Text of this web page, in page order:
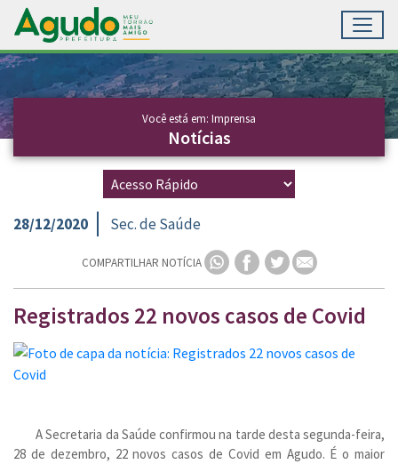
Ir para conteúdo principal
Conteúdo Principal
Você está em: Imprensa
Notícias
28/12/2020 Sec. de Saúde
COMPARTILHAR NOTÍCIA
Registrados 22 novos casos de Covid
A Secretaria da Saúde confirmou na tarde desta segunda-feira,
28 de dezembro, 22 novos casos de Covid em Agudo. É o maior